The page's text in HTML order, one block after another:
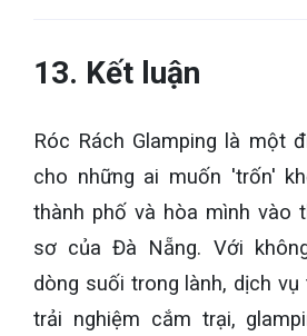
13. Kết luận
Róc Rách Glamping là một
cho những ai muốn 'trốn'
thành phố và hòa mình vào
sơ của Đà Nẵng. Với
dòng suối trong lành, dịch
trải nghiệm cắm trại,